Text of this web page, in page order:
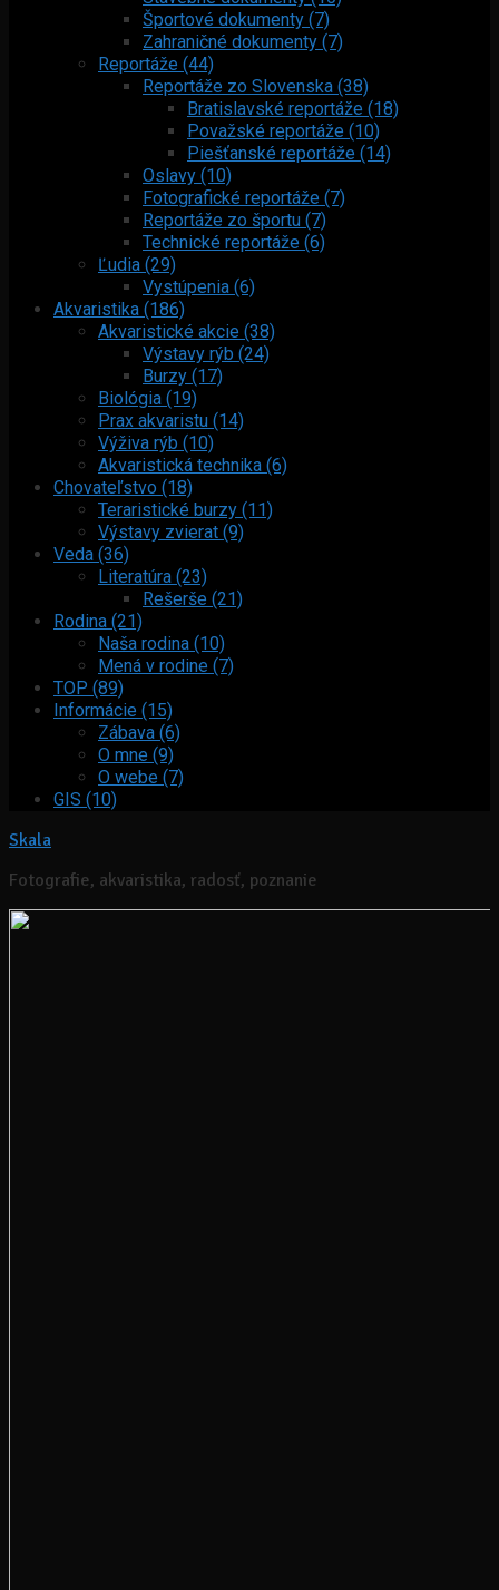
Športové dokumenty (7)
Zahraničné dokumenty (7)
Reportáže (44)
Reportáže zo Slovenska (38)
Bratislavské reportáže (18)
Považské reportáže (10)
Piešťanské reportáže (14)
Oslavy (10)
Fotografické reportáže (7)
Reportáže zo športu (7)
Technické reportáže (6)
Ľudia (29)
Vystúpenia (6)
Akvaristika (186)
Akvaristické akcie (38)
Výstavy rýb (24)
Burzy (17)
Biológia (19)
Prax akvaristu (14)
Výživa rýb (10)
Akvaristická technika (6)
Chovateľstvo (18)
Teraristické burzy (11)
Výstavy zvierat (9)
Veda (36)
Literatúra (23)
Rešerše (21)
Rodina (21)
Naša rodina (10)
Mená v rodine (7)
TOP (89)
Informácie (15)
Zábava (6)
O mne (9)
O webe (7)
GIS (10)
Skala
Fotografie, akvaristika, radosť, poznanie